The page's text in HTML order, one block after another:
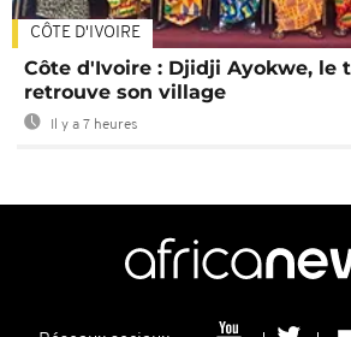
CÔTE D'IVOIRE
Côte d'Ivoire : Djidji Ayokwe, le
retrouve son village
Il y a 7 heures